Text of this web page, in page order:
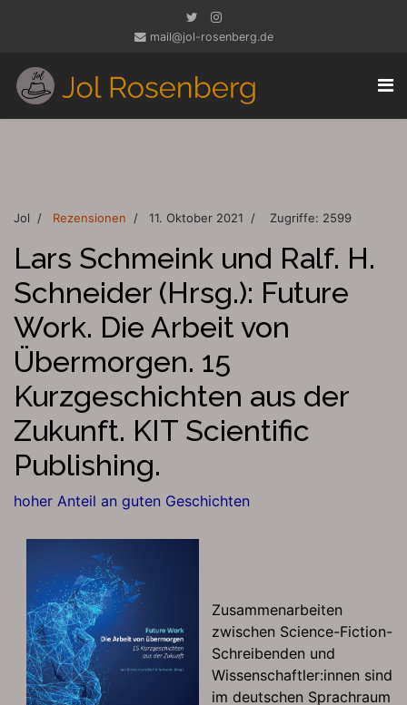
mail@jol-rosenberg.de
Jol Rezensionen 11. Oktober 2021 Zugriffe: 2599
Lars Schmeink und Ralf. H.
Schneider (Hrsg.): Future
Work. Die Arbeit von
Übermorgen. 15
Kurzgeschichten aus der
Zukunft. KIT Scientific
Publishing.
hoher Anteil an guten Geschichten
Zusammenarbeiten
zwischen Science-Fiction-
Schreibenden und
Wissenschaftler:innen sind
im deutschen Sprachraum